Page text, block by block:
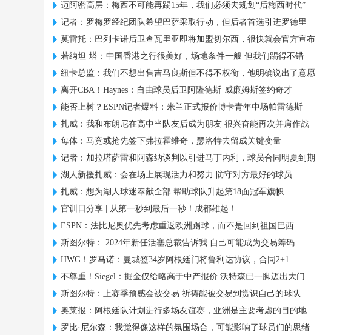
迈阿密高层：梅西不可能再踢15年，我们必须去规划“后梅西时代”
记者：罗梅罗经纪团队希望巴萨采取行动，但后者首选引进罗德里
莫雷托：巴列卡诺后卫查瓦里亚即将加盟切尔西，很快就会官方宣布
若纳坦·塔：中国香港之行很美好，场地条件一般 但我们踢得不错
纽卡总监：我们不想出售吉马良斯但不得不权衡，他明确说出了意愿
离开CBA！Haynes：自由球员后卫阿隆德斯·威廉姆斯签约奇才
能否上树？ESPN记者爆料：米兰正式报价博卡青年中场帕雷德斯
扎威：我和布朗尼在高中当队友后成为朋友 很兴奋能再次并肩作战
每体：马竞或抢先签下弗拉霍维奇，瑟洛特去留成关键变量
记者：加拉塔萨雷和阿森纳谈判以引进马丁内利，球员合同明夏到期
湖人新援扎威：会在场上展现活力和努力 防守对方最好的球员
扎威：想为湖人球迷奉献全部 帮助球队升起第18面冠军旗帜
官训日分享 | 从第一秒到最后一秒！成都雄起！
ESPN：法比尼奥优先考虑重返欧洲踢球，而不是回到祖国巴西
斯图尔特： 2024年新任活塞总裁告诉我 自己可能成为交易筹码
HWG！罗马诺：曼城签34岁阿根廷门将鲁利达协议，合同2+1
不尊重！Siegel：掘金仅给略高于中产报价 沃特森已一脚迈出大门
斯图尔特：上赛季预感会被交易 祈祷能被交易到赏识自己的球队
奥莱报：阿根廷队计划进行多场友谊赛，亚洲是主要考虑的目的地
罗比·尼尔森：我觉得像这样的氛围场合，可能影响了球员们的思绪